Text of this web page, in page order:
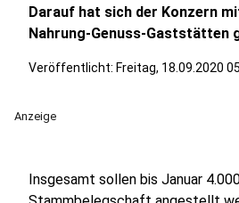
Darauf hat sich der Konzern
Nahrung-Genuss-Gaststätten
Veröffentlicht: Freitag, 18.09.2020
Anzeige
Insgesamt sollen bis Januar